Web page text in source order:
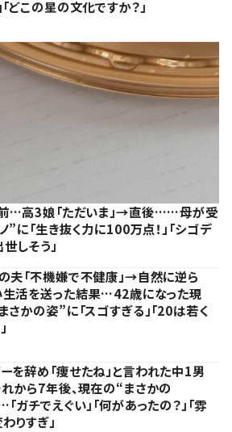
「どこの星の文化ですか？」
…高3娘「ただいま」→直後……母が受
に「生き抜く力に100万点！」「シゴデ
世しそう」
夫「不機嫌で不健康」→自然に逆ら
活を送った結果…42歳になった現
さかの姿”に「スゴすぎる」「20は若く
を辞め「痩せたね」と言われた中1男
から7年後、現在の“まさかの
ガチでえぐい」「何があったの？」「雰
りすぎ」